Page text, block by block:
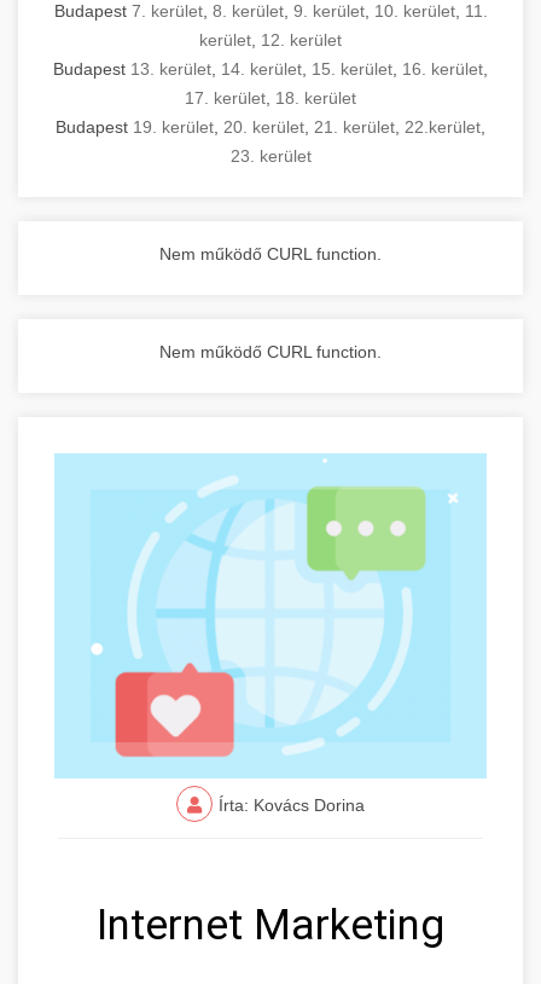
Budapest 7. kerület, 8. kerület, 9. kerület, 10. kerület, 11.
kerület 12. kerület
Budapest 13. kerület 14. kerület 15. kerület 16. kerület
17. kerület 18. kerület
Budapest 19. kerület 20. kerület 21. kerület 22.kerület
23. kerület
Nem működő CURL function.
Nem működő CURL function.
Írta: Kovács Dorina
Internet Marketing